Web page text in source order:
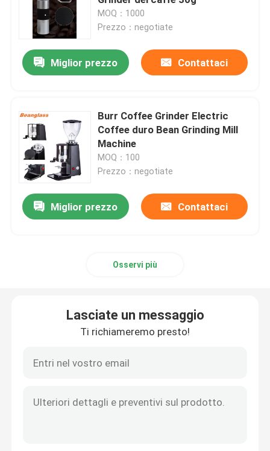
Macinacaffè di Doserless
macinacaffè commerciale
Macinacaffè della famiglia
Caffè espresso Bean Grinder
Macinacaffè all'aperto
Macinacaffè della mano
frother automatico del latte
MOQ：1000
Prezzo：negotiate
Miglior prezzo Contattaci
Burr Coffee Grinder Electric
Coffee duro Bean Grinding Mill
Machine
MOQ：100
Prezzo：negotiate
Miglior prezzo Contattaci
Osservi più
Lasciate un messaggio
Ti richiameremo presto!